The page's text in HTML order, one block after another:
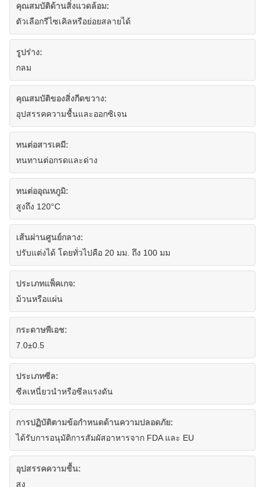
คุณสมบัติด้านสิ่งแวดล้อม:
ตัวเลือกรีไซเคิลหรือย่อยสลายได้
รูปร่าง:
กลม
คุณสมบัติของสิ่งกีดขวาง:
อุปสรรคความชื้นและออกซิเจน
ทนต่อสารเคมี:
ทนทานต่อกรดและด่าง
ทนต่ออุณหภูมิ:
สูงถึง 120°C
เส้นผ่านศูนย์กลาง:
ปรับแต่งได้ โดยทั่วไปคือ 20 มม. ถึง 100 มม
ประเภทแพ็คเกจ:
ม้วนหรือแผ่น
กระดาษพีเอช:
7.0±0.5
ประเภทซีล:
ซีลเหนี่ยวนำหรือซีลแรงดัน
การปฏิบัติตามข้อกำหนดด้านความปลอดภัย:
ได้รับการอนุมัติการสัมผัสอาหารจาก FDA และ EU
อุปสรรคความชื้น:
สูง